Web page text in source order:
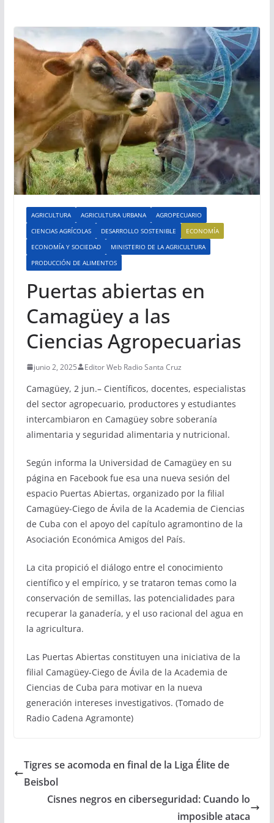
AGRICULTURA AGRICULTURA URBANA
AGROPECUARIO
CIENCIAS AGRÍCOLAS
DESARROLLO SOSTENIBLE
ECONOMÍA
ECONOMÍA Y SOCIEDAD
MINISTERIO DE LA AGRICULTURA
PRODUCCIÓN DE ALIMENTOS
Puertas abiertas en
Camagüey a las
Ciencias Agropecuarias
junio 2, 2025 Editor Web Radio Santa Cruz
Camagüey, 2 jun.– Científicos, docentes, especialistas
del sector agropecuario, productores y estudiantes
intercambiaron en Camagüey sobre soberanía
alimentaria y seguridad alimentaria y nutricional.
Según informa la Universidad de Camagüey en su
página en Facebook fue esa una nueva sesión del
espacio Puertas Abiertas, organizado por la filial
Camagüey-Ciego de Ávila de la Academia de Ciencias
de Cuba con el apoyo del capítulo agramontino de la
Asociación Económica Amigos del País.
La cita propició el diálogo entre el conocimiento
científico y el empírico, y se trataron temas como la
conservación de semillas, las potencialidades para
recuperar la ganadería, y el uso racional del agua en
la agricultura.
Las Puertas Abiertas constituyen una iniciativa de la
filial Camagüey-Ciego de Ávila de la Academia de
Ciencias de Cuba para motivar en la nueva
generación intereses investigativos. (Tomado de
Radio Cadena Agramonte)
Tigres se acomoda en final de la Liga Élite de
Beisbol
Cisnes negros en ciberseguridad: Cuando lo
imposible ataca